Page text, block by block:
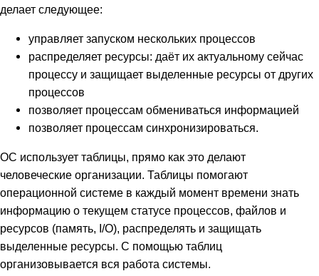
делает следующее:
управляет запуском нескольких процессов
распределяет ресурсы: даёт их актуальному сейчас
процессу и защищает выделенные ресурсы от других
процессов
позволяет процессам обмениваться информацией
позволяет процессам синхронизироваться.
ОС использует таблицы, прямо как это делают
человеческие организации. Таблицы помогают
операционной системе в каждый момент времени знать
информацию о текущем статусе процессов, файлов и
ресурсов (память, I/O), распределять и защищать
выделенные ресурсы. С помощью таблиц
организовывается вся работа системы.